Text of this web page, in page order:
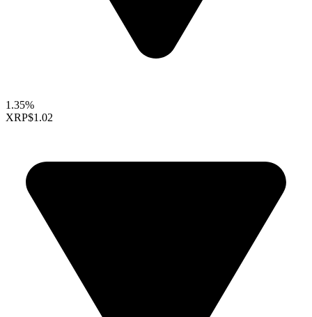
1.35%
XRP$1.02